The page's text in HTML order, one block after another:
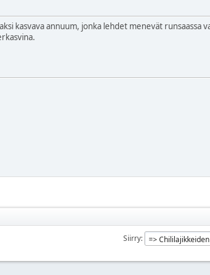
kasvava annuum, jonka lehdet menevät runsaassa
Siirry